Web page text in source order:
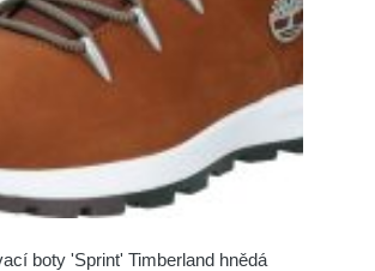
boty 'Sprint' Timberland hnědá